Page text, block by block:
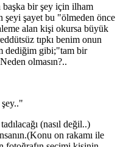
bir şey için ilham
şeyi şayet bu "ölmeden önce
alan kişi okursa büyük
tıpkı benim onun
dediğim gibi;"tam bir
olmasın?..
(nasıl değil..)
on rakamı ile